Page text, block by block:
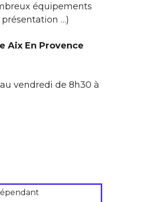
équipements
…)
Aix En Provence
vendredi de 8h30 à